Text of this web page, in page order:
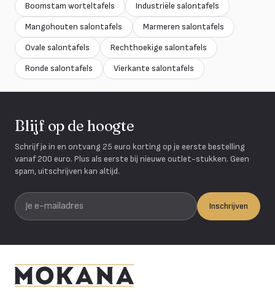
Boomstam worteltafels
Industriële salontafels
Mangohouten salontafels
Marmeren salontafels
Ovale salontafels
Rechthoekige salontafels
Ronde salontafels
Vierkante salontafels
Blijf op de hoogte
Schrijf je in en ontvang 25 euro korting op je eerste bestelling
vanaf 200 euro. Plus als eerste bij nieuwe outlet-stukken. Geen
spam, uitschrijven kan altijd.
Je e-mailadres
Inschrijven